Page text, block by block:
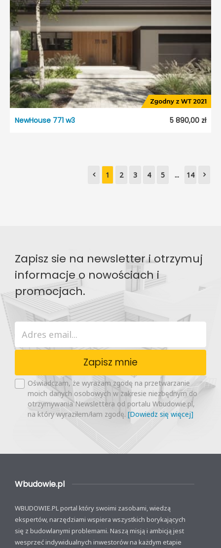
Garaż:
Bez garażu
Dach:
Czterospadowy
Kąt nach. dachu:
Odbicie lustrzane:
NewHouse 771 w3 5 890,00 zł
Nowoczesny
1 2 3 4 5 ... 14
Zapisz sie na newsletter i otrzymuj
informacje o nowościach i
promocjach.
Zapisz mnie
Oświadczam, że wyrażam zgodę na przetwarzanie
moich danych osobowych w zakresie niezbędnym do
otrzymywania Newslettera od portalu Wbudowie.pl,
na który wyraziłem/łam zgodę. [Dowiedz się więcej]
Wbudowie.pl
WBUDOWIE.PL portal który swoimi zasobami, wiedzą
ekspertów, narzędziami wspiera wszystkich borykających
się z budowlanymi problemami. Naszą misją i ambicją jest
wesprzeć indywidualnych inwestorów na każdym etapie